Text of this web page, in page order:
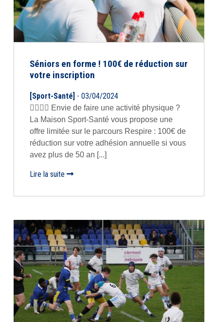
Séniors en forme ! 100€ de réduction sur
votre inscription
[Sport-Santé] - 03/04/2024
🏋️‍♀️🏃‍♂️ Envie de faire une activité physique ?
La Maison Sport-Santé vous propose une
offre limitée sur le parcours Respire : 100€ de
réduction sur votre adhésion annuelle si vous
avez plus de 50 an [...]
Lire la suite